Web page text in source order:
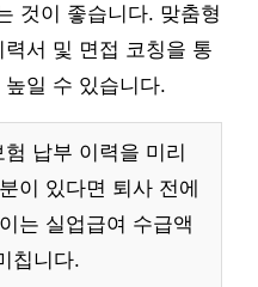
것이 좋습니다. 맞춤형
서 및 면접 코칭을 통
일 수 있습니다.
납부 이력을 미리
이 있다면 퇴사 전에
는 실업급여 수급액
칩니다.